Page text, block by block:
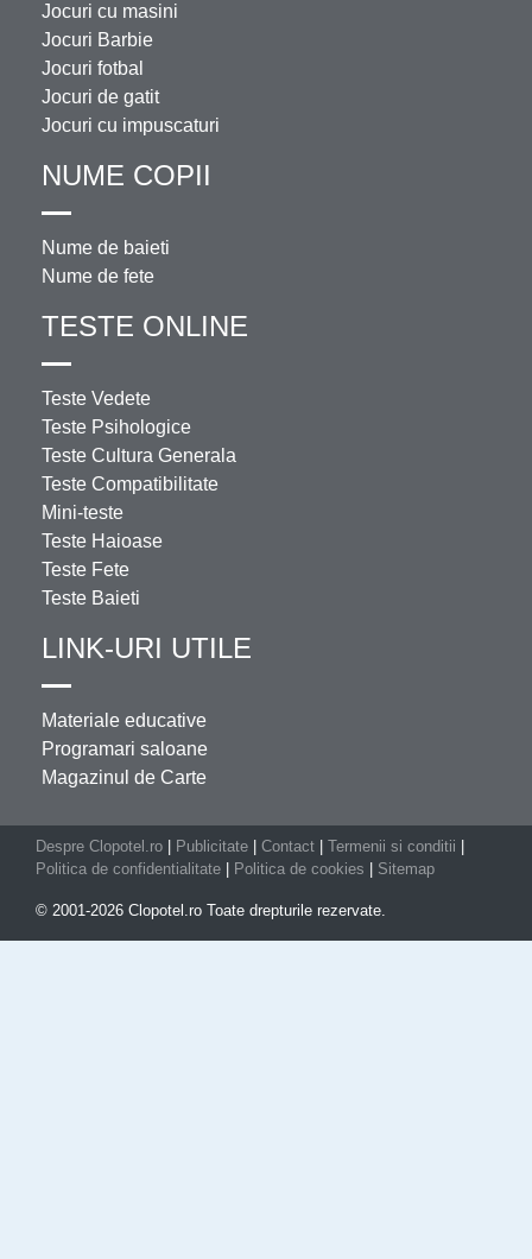
Jocuri cu masini
Jocuri Barbie
Jocuri fotbal
Jocuri de gatit
Jocuri cu impuscaturi
NUME COPII
Nume de baieti
Nume de fete
TESTE ONLINE
Teste Vedete
Teste Psihologice
Teste Cultura Generala
Teste Compatibilitate
Mini-teste
Teste Haioase
Teste Fete
Teste Baieti
LINK-URI UTILE
Materiale educative
Programari saloane
Magazinul de Carte
Despre Clopotel.ro Publicitate Contact Termenii si conditii
Politica de confidentialitate
Politica de cookies Sitemap
© 2001-2026 Clopotel.ro Toate drepturile rezervate.